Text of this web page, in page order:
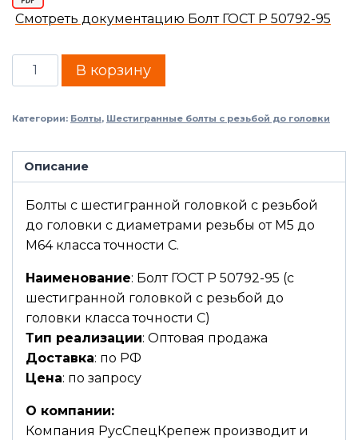
Смотреть документацию Болт ГОСТ Р 50792-95
В корзину
Категории: Болты, Шестигранные болты с резьбой до головки
Описание
Болты с шестигранной головкой с резьбой
до головки с диаметрами резьбы от М5 до
М64 класса точности С.
Наименование: Болт ГОСТ Р 50792-95 (с
шестигранной головкой с резьбой до
головки класса точности С)
Тип реализации: Оптовая продажа
Доставка: по РФ
Цена: по запросу
О компании:
Компания РусСпецКрепеж производит и